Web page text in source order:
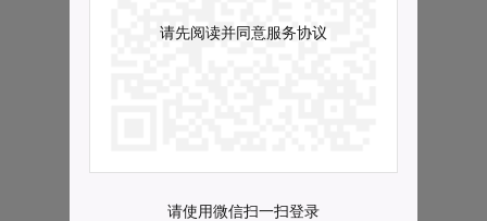
请先阅读并同意服务协议
请使用微信扫一扫登录